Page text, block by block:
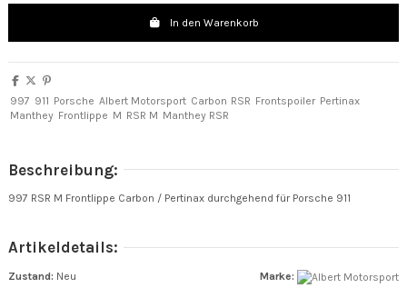
In den Warenkorb
997 911 Porsche Albert Motorsport Carbon RSR Frontspoiler Pertinax
Manthey Frontlippe M RSR M Manthey RSR
Beschreibung:
997 RSR M Frontlippe Carbon / Pertinax durchgehend für Porsche 911
Artikeldetails:
Marke:
Zustand: Neu